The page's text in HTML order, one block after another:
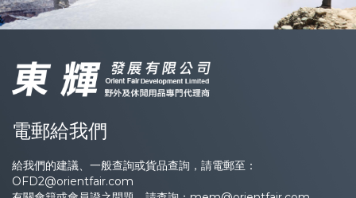
電郵給我們
給我們的建議、一般查詢或貨品查詢，請電郵至：
OFD2@orientfair.com